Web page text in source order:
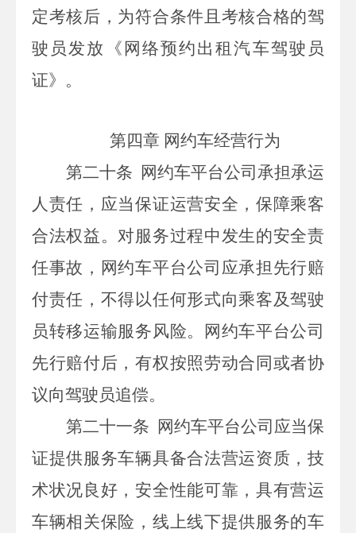
定考核后，为符合条件且考核合格的驾
驶员发放《网络预约出租汽车驾驶员
证》。
第四章 网约车经营行为
第二十条 网约车平台公司承担承运
人责任，应当保证运营安全，保障乘客
合法权益。对服务过程中发生的安全责
任事故，网约车平台公司应承担先行赔
付责任，不得以任何形式向乘客及驾驶
员转移运输服务风险。网约车平台公司
先行赔付后，有权按照劳动合同或者协
议向驾驶员追偿。
第二十一条 网约车平台公司应当保
证提供服务车辆具备合法营运资质，技
术状况良好，安全性能可靠， 具有营运
车辆相关保险 ，线上线下提供服务的车